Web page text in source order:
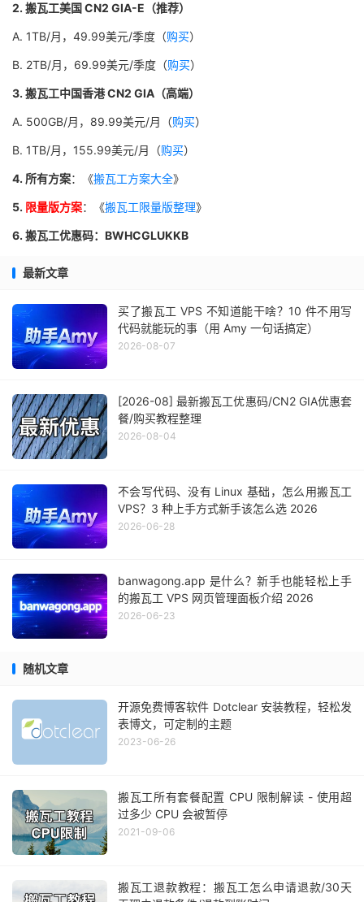
2. 搬瓦工美国 CN2 GIA-E（推荐）
A. 1TB/月，49.99美元/季度（购买）
B. 2TB/月，69.99美元/季度（购买）
3. 搬瓦工中国香港 CN2 GIA（高端）
A. 500GB/月，89.99美元/月（购买）
B. 1TB/月，155.99美元/月（购买）
4. 所有方案：《搬瓦工方案大全》
5. 限量版方案：《搬瓦工限量版整理》
6. 搬瓦工优惠码：BWHCGLUKKB
最新文章
买了搬瓦工 VPS 不知道能干啥？10 件不用写
代码就能玩的事（用 Amy 一句话搞定）
2026-08-07
[2026-08] 最新搬瓦工优惠码/CN2 GIA优惠套
餐/购买教程整理
2026-08-04
不会写代码、没有 Linux 基础，怎么用搬瓦工
VPS？3 种上手方式新手该怎么选 2026
2026-06-28
banwagong.app 是什么？新手也能轻松上手
的搬瓦工 VPS 网页管理面板介绍 2026
2026-06-23
随机文章
开源免费博客软件 Dotclear 安装教程，轻松发
表博文，可定制的主题
2023-06-26
搬瓦工所有套餐配置 CPU 限制解读 - 使用超
过多少 CPU 会被暂停
2021-09-06
搬瓦工退款教程：搬瓦工怎么申请退款/30天